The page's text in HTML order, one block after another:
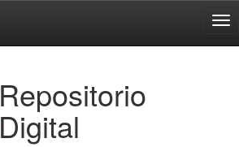
Repositorio
Digital